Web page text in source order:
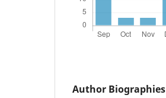
Author Biographies